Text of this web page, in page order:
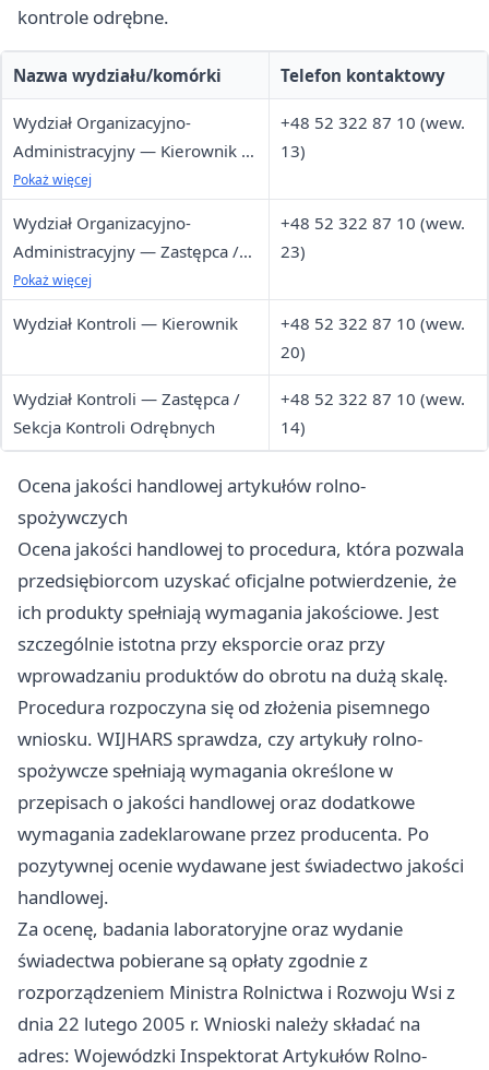
kontrole odrębne.
Nazwa wydziału/komórki Telefon kontaktowy
Wydział Organizacyjno-
Administracyjny — Kierownik /
Główna Księgowa
Pokaż więcej
+48 52 322 87 10 (wew.
13)
Wydział Organizacyjno-
Administracyjny — Zastępca /
Sekcja Sprawozdawczości i
Pokaż więcej
+48 52 322 87 10 (wew.
23)
Wydział Kontroli — Kierownik
+48 52 322 87 10 (wew.
20)
Wydział Kontroli — Zastępca /
Sekcja Kontroli Odrębnych
+48 52 322 87 10 (wew.
14)
Ocena jakości handlowej artykułów rolno-
spożywczych
Ocena jakości handlowej to procedura, która pozwala
przedsiębiorcom uzyskać oficjalne potwierdzenie, że
ich produkty spełniają wymagania jakościowe. Jest
szczególnie istotna przy eksporcie oraz przy
wprowadzaniu produktów do obrotu na dużą skalę.
Procedura rozpoczyna się od złożenia pisemnego
wniosku. WIJHARS sprawdza, czy artykuły rolno-
spożywcze spełniają wymagania określone w
przepisach o jakości handlowej oraz dodatkowe
wymagania zadeklarowane przez producenta. Po
pozytywnej ocenie wydawane jest świadectwo jakości
handlowej.
Za ocenę, badania laboratoryjne oraz wydanie
świadectwa pobierane są opłaty zgodnie z
rozporządzeniem Ministra Rolnictwa i Rozwoju Wsi z
dnia 22 lutego 2005 r. Wnioski należy składać na
adres: Wojewódzki Inspektorat Artykułów Rolno-